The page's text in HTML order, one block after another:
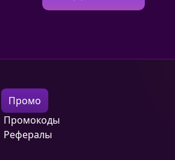
Промо
Промокоды
Рефералы